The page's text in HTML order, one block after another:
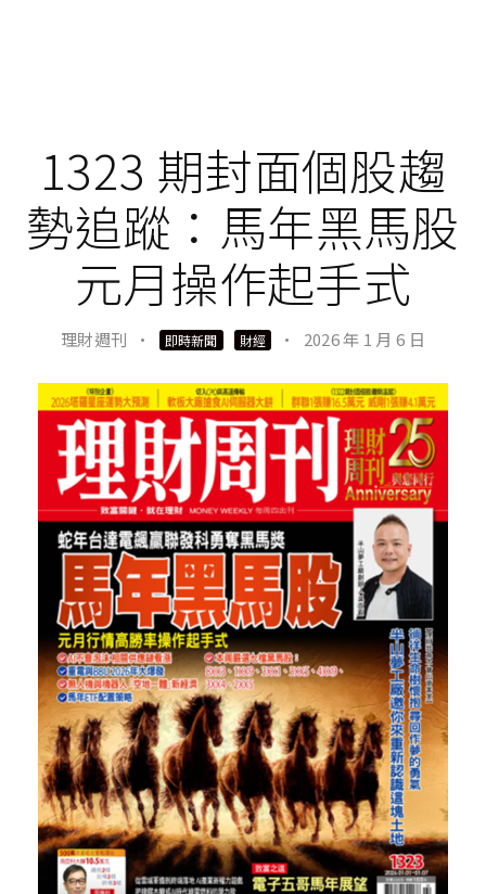
1323 期封面個股趨
勢追蹤：馬年黑馬股
元月操作起手式
理財週刊 · 即時新聞 財經 · 2026 年 1 月 6 日